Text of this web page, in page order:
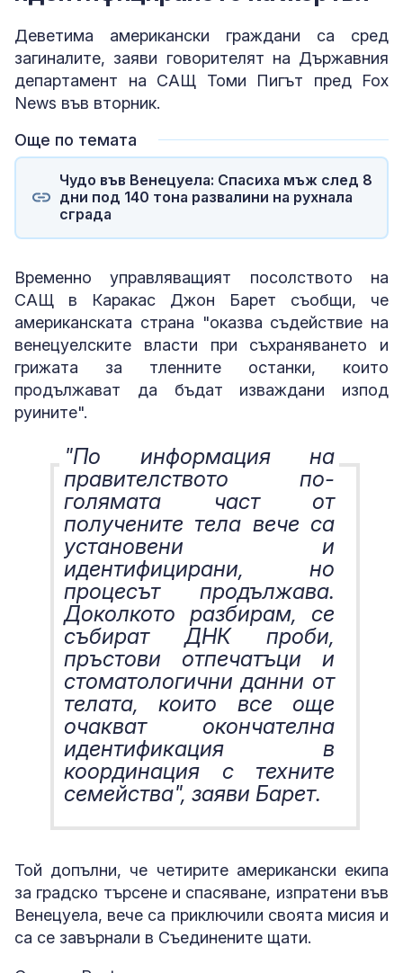
Деветима американски граждани са сред
загиналите, заяви говорителят на Държавния
департамент на САЩ Томи Пигът пред Fox
News във вторник.
Още по темата
Чудо във Венецуела: Спасиха мъж след 8
дни под 140 тона развалини на рухнала
сграда
Временно управляващият посолството на
САЩ в Каракас Джон Барет съобщи, че
американската страна "оказва съдействие на
венецуелските власти при съхраняването и
грижата за тленните останки, които
продължават да бъдат изваждани изпод
руините".
"По информация на
правителството по-
голямата част от
получените тела вече са
установени и
идентифицирани, но
процесът продължава.
Доколкото разбирам, се
събират ДНК проби,
пръстови отпечатъци и
стоматологични данни от
телата, които все още
очакват окончателна
идентификация в
координация с техните
семейства", заяви Барет.
Той допълни, че четирите американски екипа
за градско търсене и спасяване, изпратени във
Венецуела, вече са приключили своята мисия и
са се завърнали в Съединените щати.